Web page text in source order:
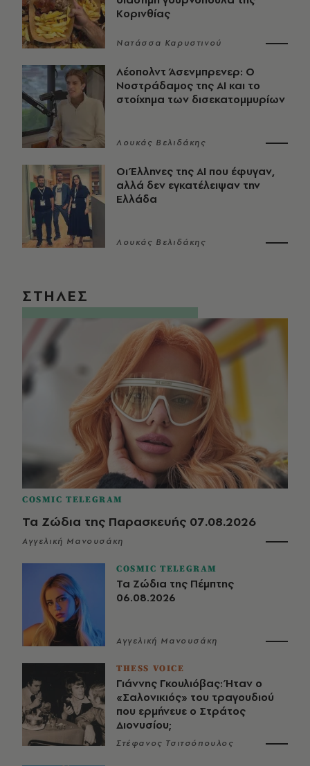
Κορινθίας
Νατάσσα Καρυστινού
Λέοπολντ Άσενμπρενερ: Ο
Νοστράδαμος της AI και το
στοίχημα των δισεκατομμυρίων
Λουκάς Βελιδάκης
Οι Έλληνες της ΑΙ που έφυγαν,
αλλά δεν εγκατέλειψαν την
Ελλάδα
Λουκάς Βελιδάκης
ΣΤΗΛΕΣ
COSMIC TELEGRAM
Τα Ζώδια της Παρασκευής 07.08.2026
Αγγελική Μανουσάκη
COSMIC TELEGRAM
Τα Ζώδια της Πέμπτης
06.08.2026
Αγγελική Μανουσάκη
THESS VOICE
Γιάννης Γκουλιόβας: Ήταν ο
«Σαλονικιός» του τραγουδιού
που ερμήνευε ο Στράτος
Διονυσίου;
Στέφανος Τσιτσόπουλος